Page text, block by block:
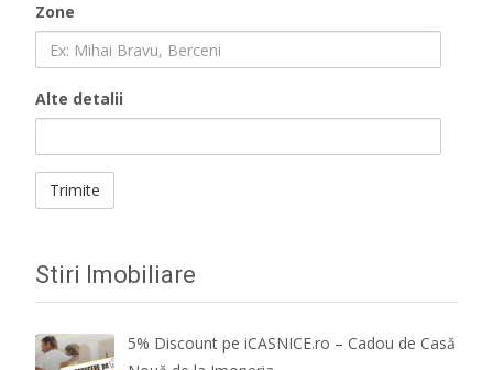
Zone
Alte detalii
Stiri Imobiliare
5% Discount pe iCASNICE.ro – Cadou de Casă